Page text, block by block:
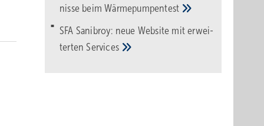
nisse beimWärme­pumpen­test
SFA Sanibroy: neue Web­site mit erwei­
tertenServices